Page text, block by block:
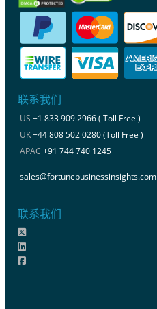
联系我们
US +1 833 909 2966 ( Toll Free )
UK+44 808 502 0280 (Toll Free )
APAC +91 744 740 1245
sales@fortunebusinessinsights.com
联系我们